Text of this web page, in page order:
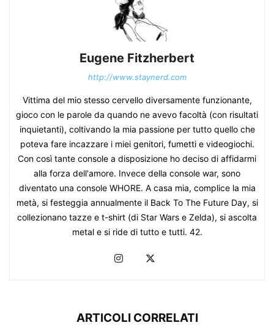
Eugene Fitzherbert
http://www.staynerd.com
Vittima del mio stesso cervello diversamente funzionante,
gioco con le parole da quando ne avevo facoltà (con risultati
inquietanti), coltivando la mia passione per tutto quello che
poteva fare incazzare i miei genitori, fumetti e videogiochi.
Con così tante console a disposizione ho deciso di affidarmi
alla forza dell'amore. Invece della console war, sono
diventato una console WHORE. A casa mia, complice la mia
metà, si festeggia annualmente il Back To The Future Day, si
collezionano tazze e t-shirt (di Star Wars e Zelda), si ascolta
metal e si ride di tutto e tutti. 42.
ARTICOLI CORRELATI